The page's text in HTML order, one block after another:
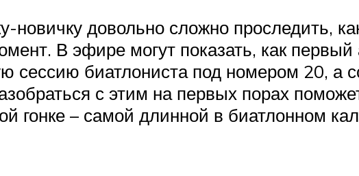
довольно сложно проследить,
В эфире могут показать, как
сессию биатлониста под номером 20, а
с этим на первых порах
гонке – самой длинной в биатлонном